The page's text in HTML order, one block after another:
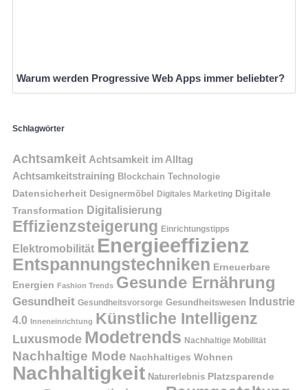
Warum werden Progressive Web Apps immer beliebter?
Schlagwörter
Achtsamkeit Achtsamkeit im Alltag
Achtsamkeitstraining Blockchain Technologie
Datensicherheit Designermöbel Digitales Marketing Digitale
Transformation Digitalisierung
Effizienzsteigerung Einrichtungstipps
Elektromobilität Energieeffizienz
Entspannungstechniken Erneuerbare
Energien Fashion Trends Gesunde Ernährung
Gesundheit Gesundheitsvorsorge Gesundheitswesen Industrie
4.0
Inneneinrichtung Künstliche Intelligenz
Luxusmode Modetrends Nachhaltige Mobilität
Nachhaltige Mode Nachhaltiges Wohnen
Nachhaltigkeit Naturerlebnis Platzsparende